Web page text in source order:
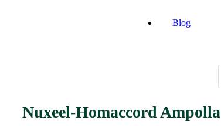
Blog
Nuxeel-Homaccord Ampolla